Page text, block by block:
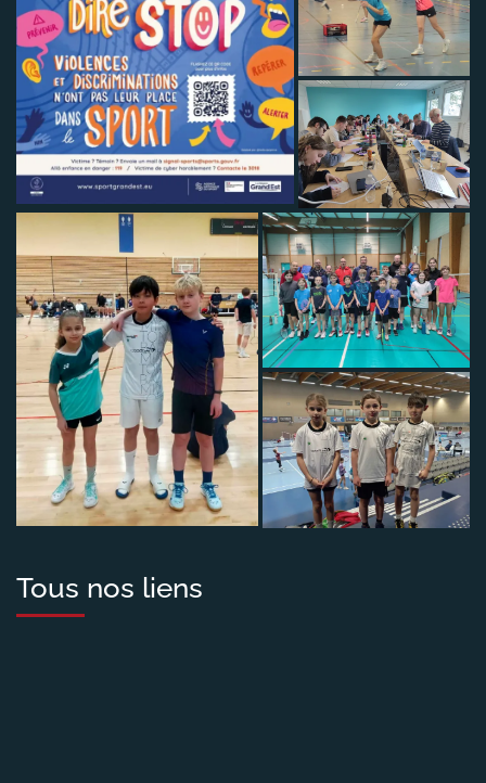
Tous nos liens